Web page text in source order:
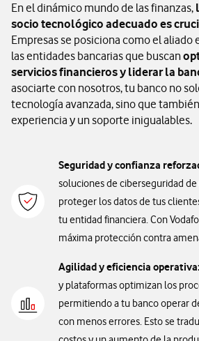
En el dinámico mundo de las finanzas,
socio tecnológico adecuado es
Empresas se posiciona como el aliado
las entidades bancarias que buscan
servicios financieros y liderar la
asociarte con nosotros, tu banco no
tecnología avanzada, sino que
experiencia y un soporte inigualables.
Seguridad y confianza
soluciones de ciberseguridad
proteger los datos de tus
tu entidad financiera. Con
máxima protección contra
Agilidad y eficiencia operativa:
y plataformas optimizan los
permitiendo a tu banco operar
con menos errores. Esto se